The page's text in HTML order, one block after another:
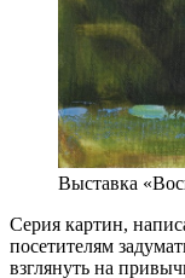
Выставка
Серия картин,
посетителям
взглянуть на